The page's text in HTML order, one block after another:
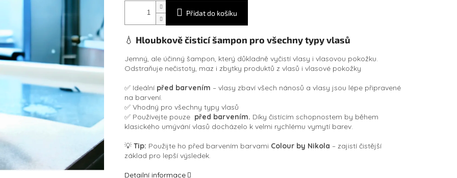
Přidat do košíku
💧 Hloubkově čisticí šampon pro všechny typy vlasů
Jemný, ale účinný šampon, který důkladně vyčistí vlasy i vlasovou pokožku.
Odstraňuje nečistoty, maz i zbytky produktů z vlasů i vlasové pokožky
✅ Ideální před barvením – vlasy zbaví všech nánosů a vlasy jsou lépe připravené
na barvení.
✅ Vhodný pro všechny typy vlasů
✅ Používejte pouze před barvením. Díky čistícím schopnostem by během
klasického umývání vlasů docházelo k velmi rychlému vymytí barev.
💡 Tip: Použijte ho před barvením barvami Colour by Nikola – zajistí čistější
základ pro lepší výsledek.
Detailní informace